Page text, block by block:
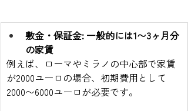
敷金・保証金: 一般的には1〜3ヶ月分
の家賃
例えば、ローマやミラノの中心部で家賃
が2000ユーロの場合、初期費用として
2000〜6000ユーロが必要です。